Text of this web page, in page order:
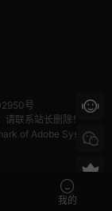
号
联系站长删除！
of Adobe Systems
我的